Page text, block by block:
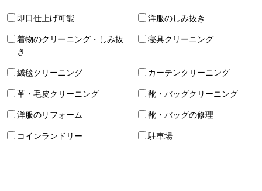
即日仕上げ可能 洋服のしみ抜き
着物のクリーニング・しみ抜
き
寝具クリーニング
絨毯クリーニング カーテンクリーニング
革・毛皮クリーニング 靴・バッグクリーニング
洋服のリフォーム 靴・バッグの修理
コインランドリー 駐車場